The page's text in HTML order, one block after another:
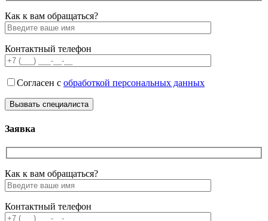
Как к вам обращаться?
Контактный телефон
Согласен с обработкой персональных данных
Заявка
Как к вам обращаться?
Контактный телефон